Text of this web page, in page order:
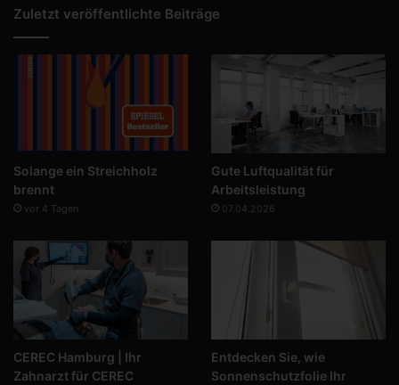
Zuletzt veröffentlichte Beiträge
Solange ein Streichholz
brennt
vor 4 Tagen
Gute Luftqualität für
Arbeitsleistung
07.04.2026
CEREC Hamburg | Ihr
Zahnarzt für CEREC
Entdecken Sie, wie
Sonnenschutzfolie Ihr